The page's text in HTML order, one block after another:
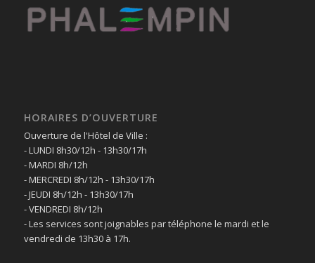
HORAIRES D’OUVERTURE
Ouverture de l'Hôtel de Ville :
- LUNDI 8h30/12h - 13h30/17h
- MARDI 8h/12h
- MERCREDI 8h/12h - 13h30/17h
- JEUDI 8h/12h - 13h30/17h
- VENDREDI 8h/12h
- Les services sont joignables par téléphone le mardi et le
vendredi de 13h30 à 17h.